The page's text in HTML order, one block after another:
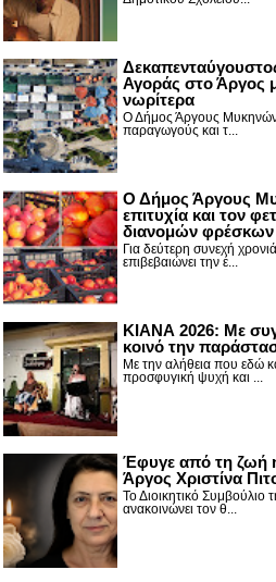
Αγοράς στο Άργος
νωρίτερα
Ο Δήμος Άργους Μυκηνών
παραγωγούς και τ...
Ο Δήμος Άργους
επιτυχία και τον
διανομών
Για δεύτερη συνεχή
επιβεβαιώνει την έ...
ΚΙΑΝΑ 2026: Με
κοινό την
Με την αλήθεια που εδώ
προσφυγική ψυχή και ...
Έφυγε από τη ζωή
Άργος Χριστίνα
Το Διοικητικό Συμβούλιο
ανακοινώνει τον θ...